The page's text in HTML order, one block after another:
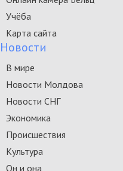
Учёба
Карта сайта
Новости
В мире
Новости Молдова
Новости СНГ
Экономика
Происшествия
Культура
Он и она